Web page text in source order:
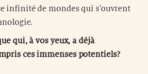
infinité de mondes qui s’ouvrent
qui, à vos yeux, a déjà
ces immenses potentiels?